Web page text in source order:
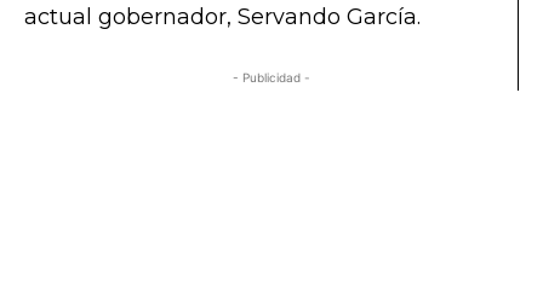
actual gobernador, Servando García.
- Publicidad -